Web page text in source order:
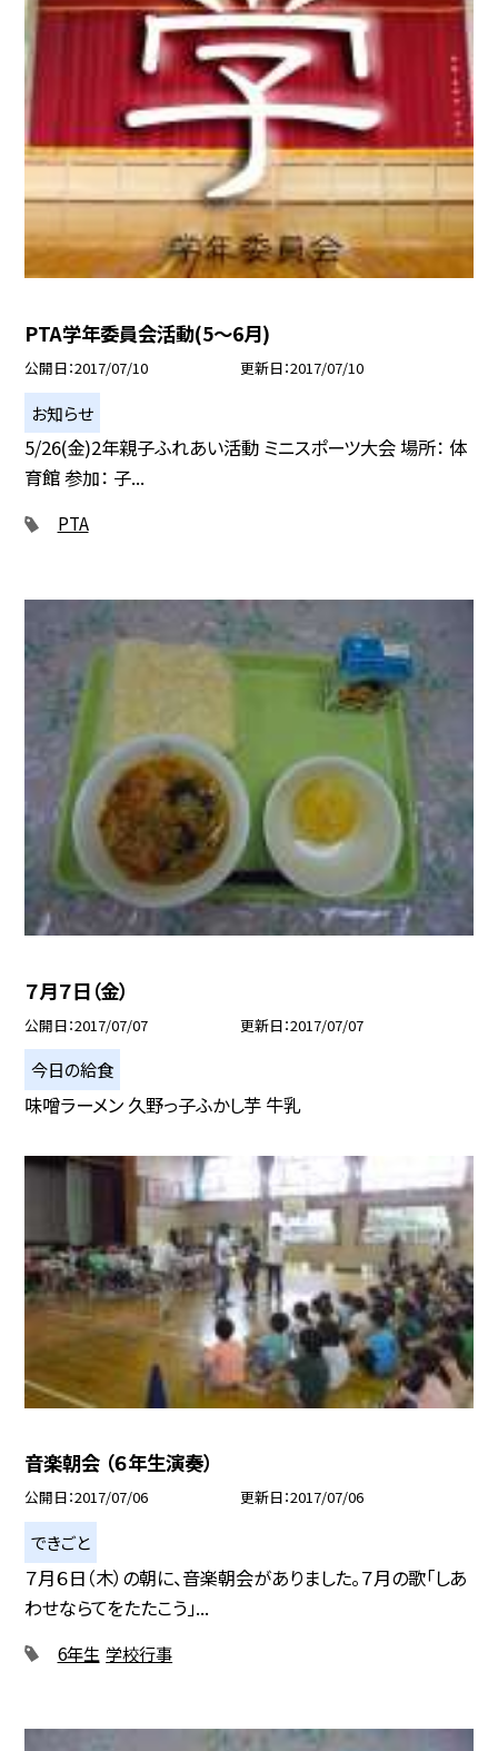
PTA学年委員会活動(5〜6月)
公開日 2017/07/10 更新日 2017/07/10
お知らせ
5/26(金)2年親子ふれあい活動 ミニスポーツ大会 場所： 体
育館 参加： 子...
PTA
７月７日（金）
公開日 2017/07/07 更新日 2017/07/07
今日の給食
味噌ラーメン 久野っ子ふかし芋 牛乳
音楽朝会 （６年生演奏）
公開日 2017/07/06 更新日 2017/07/06
できごと
７月６日（木）の朝に、音楽朝会がありました。７月の歌「しあ
わせならてをたたこう」...
6年生 学校行事